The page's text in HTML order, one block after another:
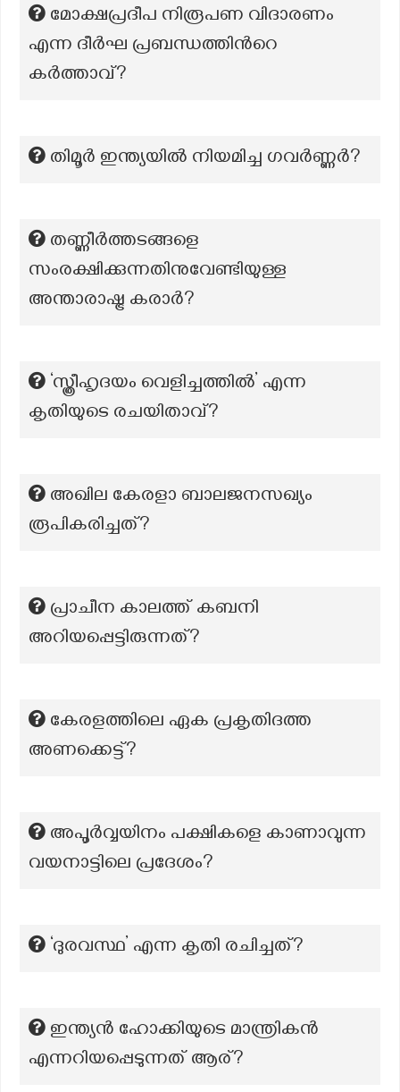
മോക്ഷപ്രദീപ നിരൂപണ വിദാരണം
എന്ന ദീർഘ പ്രബന്ധത്തിന്‍റെ
കർത്താവ്?
തിമൂർ ഇന്ത്യയിൽ നിയമിച്ച ഗവർണ്ണർ?
തണ്ണീര്‍ത്തടങ്ങളെ
സംരക്ഷിക്കുന്നതിനുവേണ്ടിയുള്ള
അന്താരാഷ്ട്ര കരാര്‍?
‘സ്ത്രീഹൃദയം വെളിച്ചത്തിൽ’ എന്ന
കൃതിയുടെ രചയിതാവ്?
അഖില കേരളാ ബാലജനസഖ്യം
രൂപികരിച്ചത്?
പ്രാചീന കാലത്ത് കബനി
അറിയപ്പെട്ടിരുന്നത്?
കേരളത്തിലെ ഏക പ്രകൃതിദത്ത
അണക്കെട്ട്?
അപൂര്‍വ്വയിനം പക്ഷികളെ കാണാവുന്ന
വയനാട്ടിലെ പ്രദേശം?
‘ദുരവസ്ഥ’ എന്ന കൃതി രചിച്ചത്?
ഇന്ത്യന്‍ ഹോക്കിയുടെ മാന്ത്രികന്‍
എന്നറിയപ്പെടുന്നത് ആര്?